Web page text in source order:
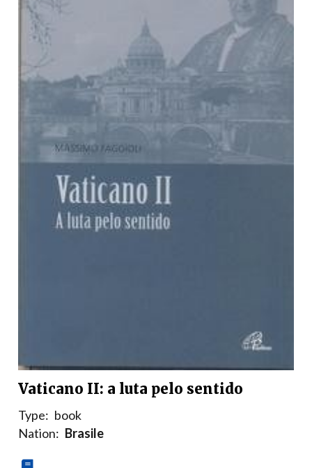
Vaticano II: a luta pelo sentido
Type: book
Nation: Brasile